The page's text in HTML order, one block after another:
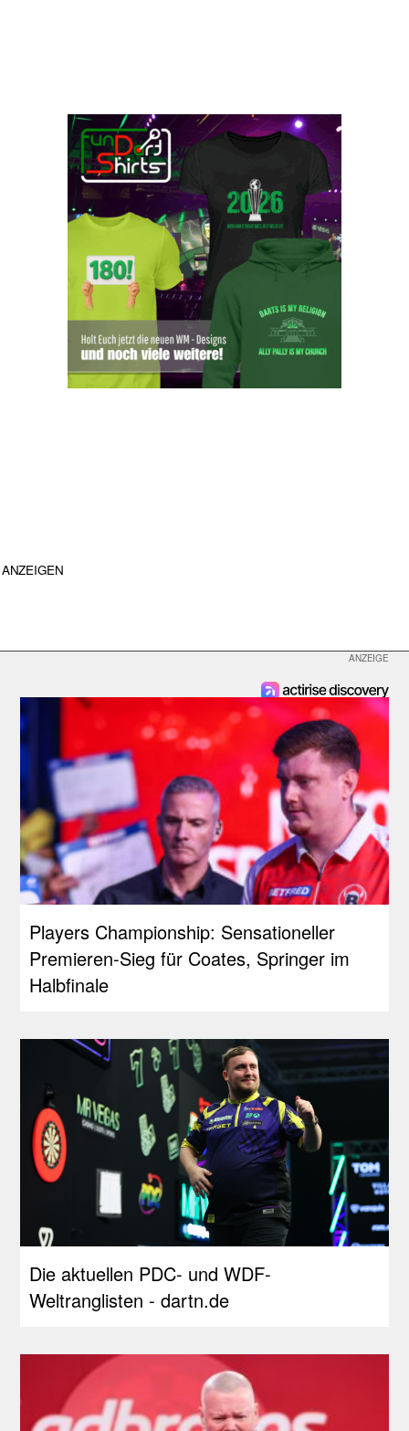
ANZEIGEN
Players Championship: Sensationeller
Premieren-Sieg für Coates, Springer im
Halbfinale
Die aktuellen PDC- und WDF-
Weltranglisten - dartn.de